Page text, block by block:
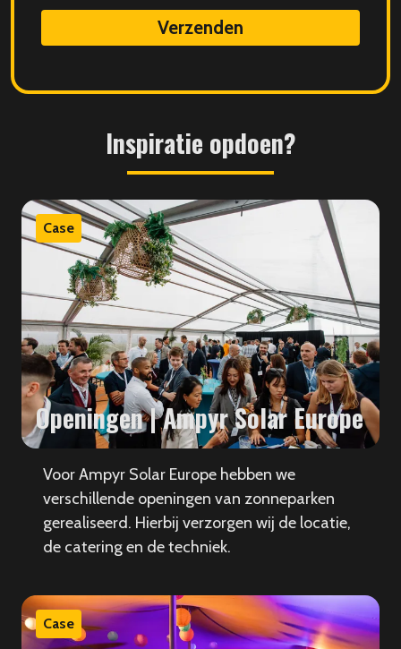
data
Inspiratie opdoen?
Case
Openingen | Ampyr Solar Europe
Voor Ampyr Solar Europe hebben we
verschillende openingen van zonneparken
gerealiseerd. Hierbij verzorgen wij de locatie,
de catering en de techniek.
Case